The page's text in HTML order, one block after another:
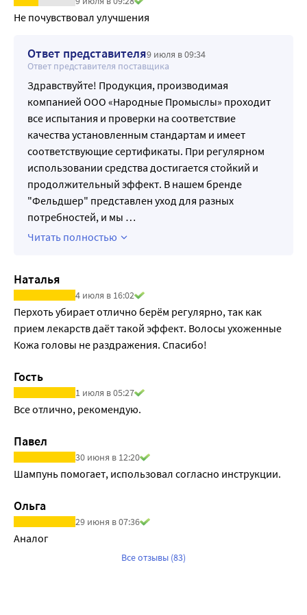
оболочки глаз. Только для наружного применения.
Не почувствовал улучшения
Ответ представителя9 июля в 09:34
Ответ представителя поставщика
Здравствуйте! Продукция, производимая
компанией ООО «Народные Промыслы» проходит
все испытания и проверки на соответствие
качества установленным стандартам и имеет
соответствующие сертификаты. При регулярном
использовании средства достигается стойкий и
продолжительный эффект. В нашем бренде
"Фельдшер" представлен уход для разных
потребностей, и мы …
Читать полностью
Наталья
4 июля в 16:02
Перхоть убирает отлично берём регулярно, так как
прием лекарств даёт такой эффект. Волосы ухоженные
Кожа головы не раздражения. Спасибо!
Гость
1 июля в 05:27
Все отлично, рекомендую.
Павел
30 июня в 12:20
Шампунь помогает, использовал согласно инструкции.
Ольга
29 июня в 07:36
Аналог
Все отзывы (83)